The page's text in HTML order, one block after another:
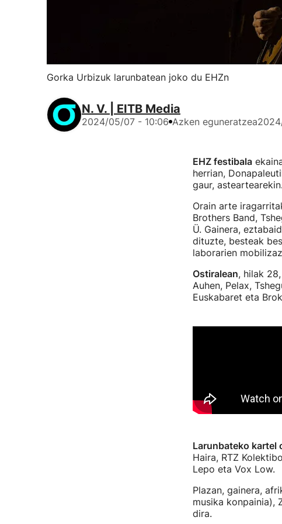
Gorka Urbizuk larunbatean joko du EHZn
N. V. | EITB Media
2024/05/07 - 10:06 Azken eguneratzea
EHZ festibala
herrian,
gaur, asteartearekin.
Orain arte
Brothers Band,
Ü. Gainera,
dituzte, besteak
laborarien
Ostiralean, hilak
Auhen, Pelax,
Euskabaret eta
Larunbateko kartel
Haira, RTZ
Lepo eta Vox Low.
Plazan, gainera,
musika konpainia),
dira.